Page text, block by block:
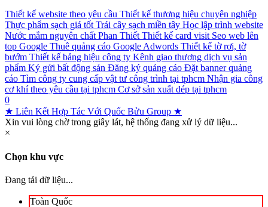
Thiết kế website theo yêu cầu Thiết kế thương hiệu chuyên nghiệp
Thực phẩm sạch giá tốtTrái cây sạch miền tây Học lập trình website
Nước mắm nguyên chất Phan ThiếtThiết kế card visit Seo web lên
top Google Thuê quảng cáo Google Adwords Thiết kế tờ rơi, tờ
bướm Thiết kế bảng hiệu công ty Kênh giao thương dịch vụ sản
phẩm Ký gửi bất động sản Đăng ký quảng cáo Đặt banner quảng
cáo Tìm công ty cung cấp vật tư công trình tại tphcm Nhận gia công
cơ khí theo yêu cầu tại tphcm Cơ sở sản xuất dép tại tphcm
0
★ Liên Kết Hợp Tác Với Quốc Bửu Group ★
Xin vui lòng chờ trong giây lát, hệ thống đang xử lý dữ liệu...
×
Chọn khu vực
Đang tải dữ liệu...
Toàn Quốc